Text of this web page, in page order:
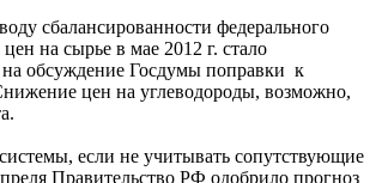
сбалансированности федерального
на сырье в мае 2012 г. стало
на обсуждение Госдумы поправки к
цен на углеводороды, возможно,
если не учитывать сопутствующие
Правительство РФ одобрило прогноз